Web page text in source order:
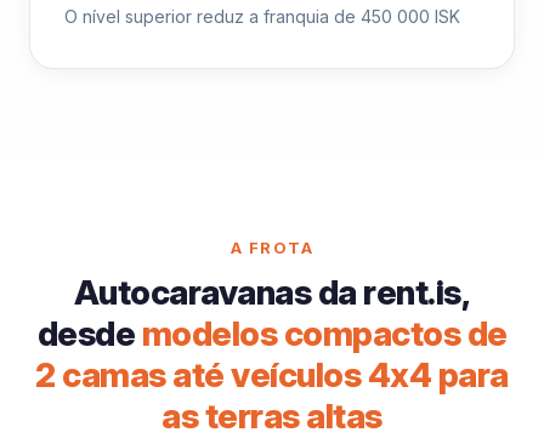
O nível superior reduz a franquia de 450 000 ISK
A FROTA
Autocaravanas da rent.is,
desde modelos compactos de
2 camas até veículos 4x4 para
as terras altas